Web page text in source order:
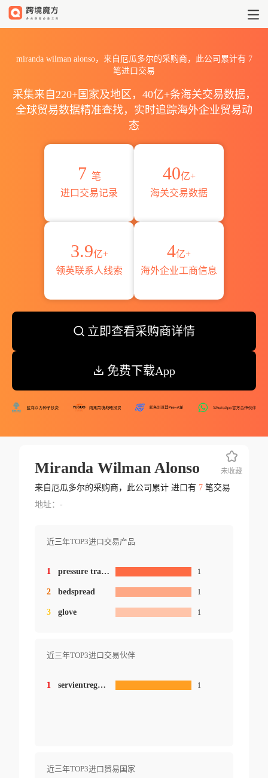
miranda wilman alonso，来自厄瓜多尔的采购商，此公司累计有 7
笔进口交易
采集来自220+国家及地区，40亿+条海关交易数据，
全球贸易数据精准查找，实时追踪海外企业贸易动
态
7 笔
进口交易记录
40亿+
海关交易数据
3.9亿+
领英联系人线索
4亿+
海外企业工商信息
立即查看采购商详情
免费下载App
Miranda Wilman Alonso
来自厄瓜多尔的采购商，此公司累计 进口有 7笔交易
地址：-
近三年TOP3进口交易产品
1 pressure transmitter 1
2 bedspread 1
3 glove 1
近三年TOP3进口交易伙伴
1 servientrega international 1
近三年TOP3进口贸易国家
未收藏